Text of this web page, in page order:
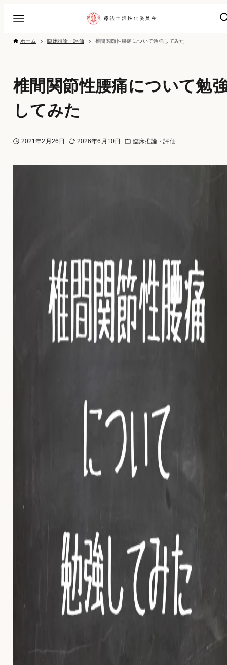
ホーム 臨床推論・評価 椎間関節性腰痛について勉強してみた
椎間関節性腰痛について勉
してみた
2021年2月26日 2026年6月10日 臨床推論・評価